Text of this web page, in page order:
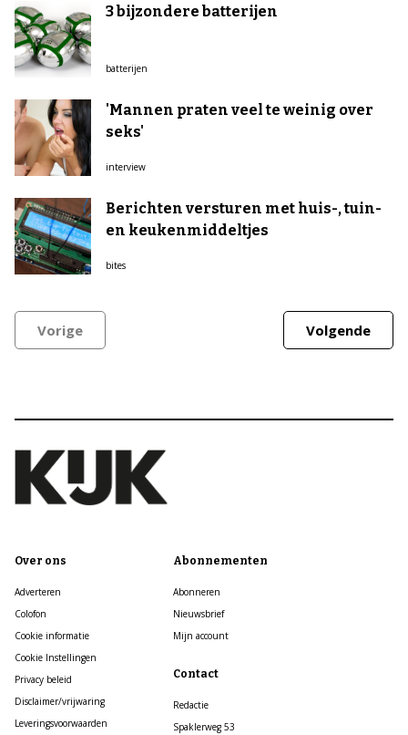
3 bijzondere batterijen
batterijen
'Mannen praten veel te weinig over
seks'
interview
Berichten versturen met huis-, tuin-
en keukenmiddeltjes
bites
Vorige Volgende
Over ons
Adverteren
Colofon
Cookie informatie
Cookie Instellingen
Privacy beleid
Disclaimer/vrijwaring
Leveringsvoorwaarden
Abonnementen
Abonneren
Nieuwsbrief
Mijn account
Contact
Redactie
Spaklerweg 53